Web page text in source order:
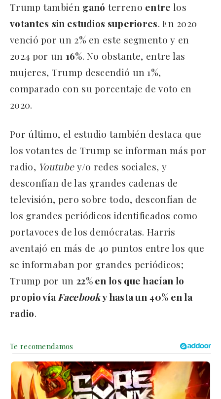
Trump también ganó terreno entre los
votantes sin estudios superiores. En 2020
venció por un 2% en este segmento y en
2024 por un 16%. No obstante, entre las
mujeres, Trump descendió un 1%,
comparado con su porcentaje de voto en
2020.
Por último, el estudio también destaca que
los votantes de Trump se informan más por
radio, Youtubey/o redes sociales, y
desconfían de las grandes cadenas de
televisión, pero sobre todo, desconfían de
los grandes periódicos identificados como
portavoces de los demócratas. Harris
aventajó en más de 40 puntos entre los que
se informaban por grandes periódicos;
Trump por un 22% en los que hacían lo
propio víaFacebooky hasta un 40% en la
radio.